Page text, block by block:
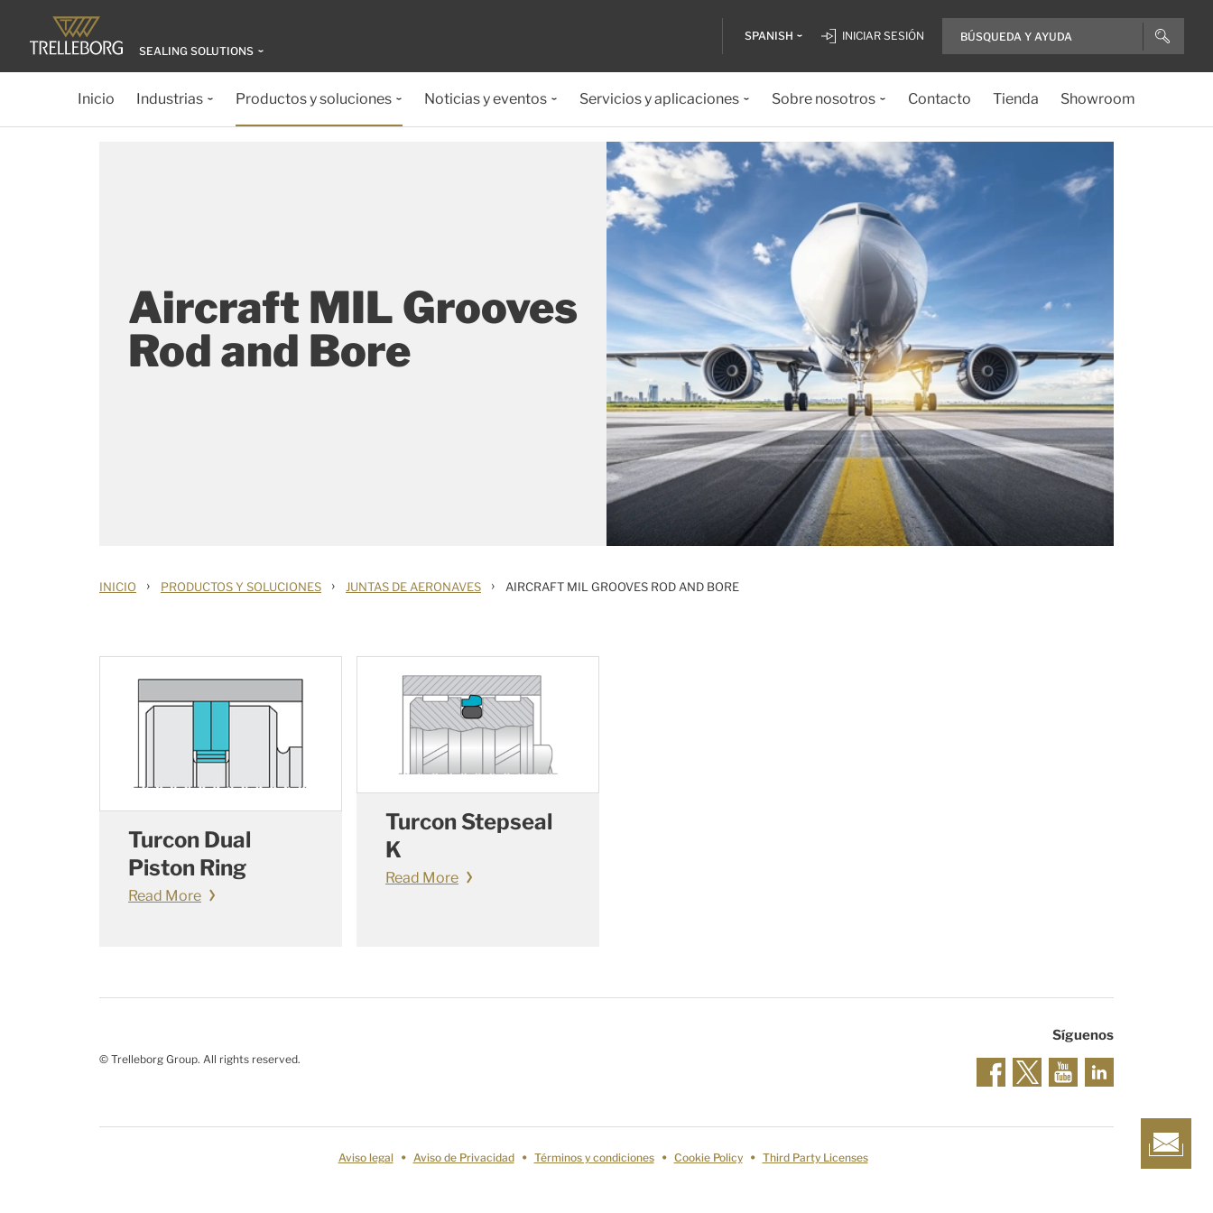
SEALING SOLUTIONS
SPANISH INICIAR SESIÓN
Inicio Industrias Productos y soluciones Noticias y eventos Servicios y aplicaciones Sobre nosotros Contacto Tienda Showroom
Aircraft MIL Grooves
Rod and Bore
INICIO › PRODUCTOS Y SOLUCIONES › JUNTAS DE AERONAVES › AIRCRAFT MIL GROOVES ROD AND BORE
Turcon Dual
Piston Ring
Read More
Turcon Stepseal
K
Read More
© Trelleborg Group. All rights reserved.
Síguenos
Aviso legal Aviso de Privacidad Términos y condiciones Cookie Policy Third Party Licenses